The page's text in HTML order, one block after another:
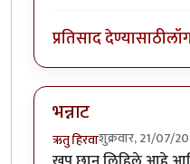
प्रतिसाद देण्यासाठी
भन्नाट
ऋतु हिरवाशुक्रवार, 21/07/